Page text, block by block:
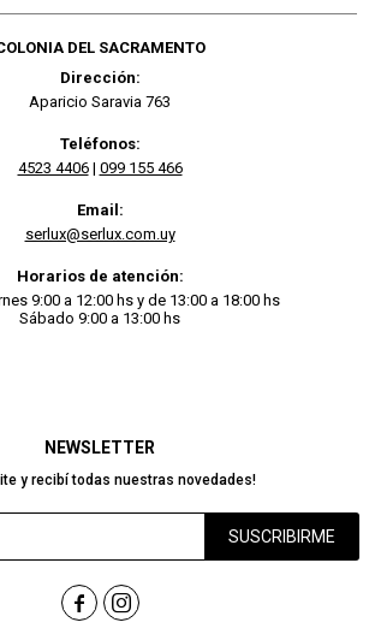
NEWSLETTER
y recibí todas nuestras novedades!
SUSCRIBIRME
 
DEL SACRAMENTO
Dirección:
Aparicio Saravia 763
Teléfonos:
4523 4406| 099 155 466
Email:
serlux@serlux.com.uy
Horarios de atención:
9:00 a 12:00 hs y de 13:00 a 18:00 hs
Sábado 9:00 a 13:00 hs